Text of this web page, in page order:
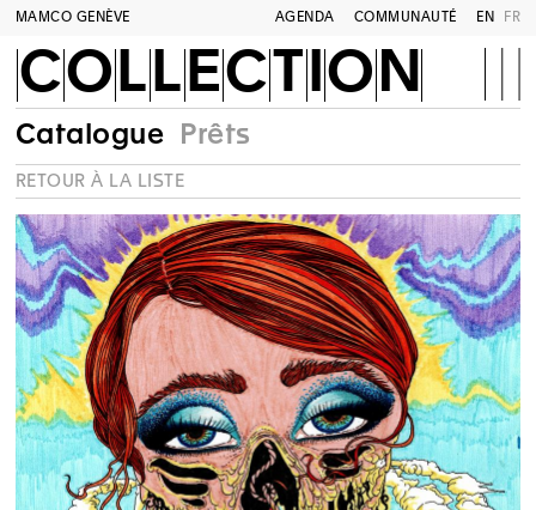
MAMCO GENÈVE AGENDA COMMUNAUTÉ EN FR
COLLECTION
Catalogue Prêts
RETOUR À LA LISTE